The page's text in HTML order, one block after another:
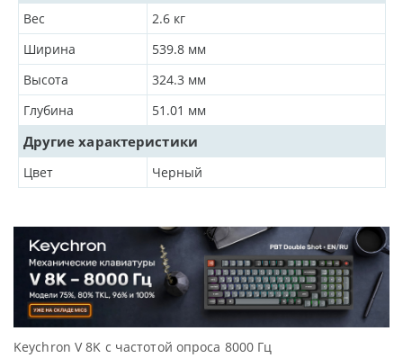
Вес 2.6 кг
Ширина
539.8 мм
Высота
324.3 мм
Глубина
51.01 мм
Другие характеристики
Цвет Черный
Keychron V 8K с частотой опроса 8000 Гц